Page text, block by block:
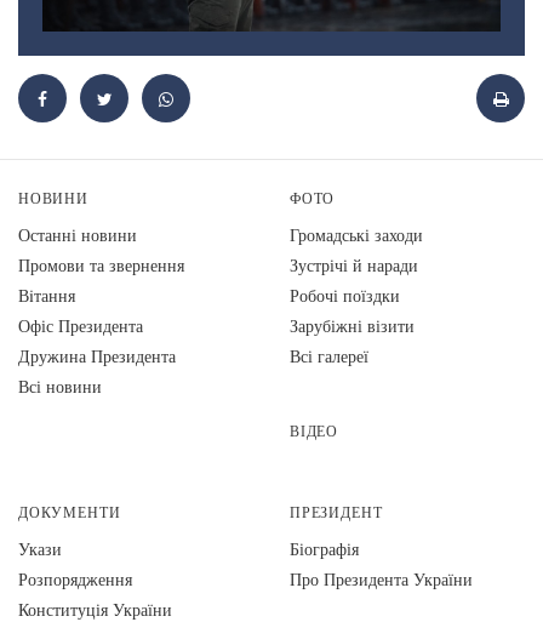
НОВИНИ
Останні новини
Промови та звернення
Вiтання
Офіс Президента
Дружина Президента
Всі новини
ФОТО
Громадські заходи
Зустрічі й наради
Робочі поїздки
Зарубіжні візити
Всі галереї
ВІДЕО
ДОКУМЕНТИ
Укази
Розпорядження
Конституція України
ПРЕЗИДЕНТ
Біографія
Про Президента України